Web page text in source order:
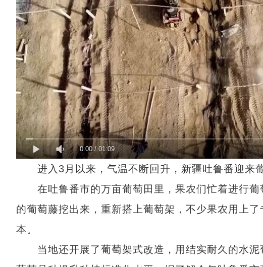
0:00/ 01:09
进入3月以来，气温不断回升，新疆吐鲁番迎来葡
在吐鲁番市的万亩葡萄田里，果农们忙着进行葡
的葡萄藤挖出来，重新搭上葡萄架，不少果农用上
本。
当地还开展了葡萄架式改造，用结实耐久的水泥